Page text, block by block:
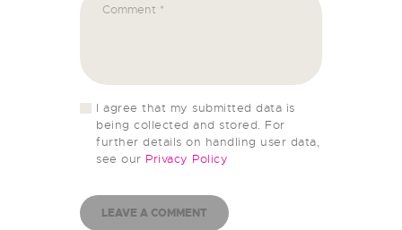
I agree that my submitted data is
being collected and stored. For
further details on handling user data,
see our Privacy Policy